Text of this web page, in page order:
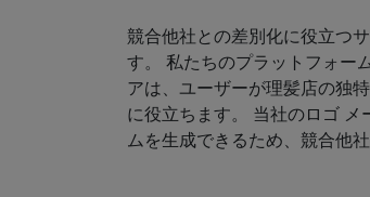
競合他社との差別化に役立つ
す。 私たちのプラットフォー
アは、ユーザーが理髪店の独
に役立ちます。 当社のロゴ
ムを生成できるため、競合他